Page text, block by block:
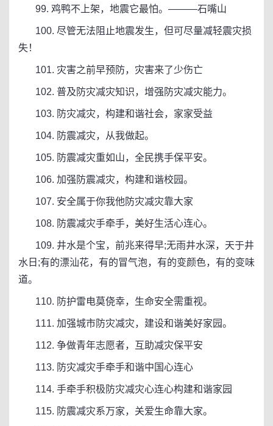
99. 鸡鸭不上架，地震它最怕。———石嘴山
100. 尽管无法阻止地震发生，但可尽量减轻震灾损
失！
101. 灾害之前早预防，灾害来了少伤亡
102. 普及防灾减灾知识，增强防灾减灾能力。
103. 防灾减灾，构建和谐社会，家家受益
104. 防震减灾，从我做起。
105. 防震减灾重如山，全民携手保平安。
106. 加强防震减灾，构建和谐校园。
107. 安全属于你我他防灾减灾靠大家
108. 防震减灾手牵手，美好生活心连心。
109. 井水是个宝，前兆来得早;无雨井水深，天于井
水日;有的漂汕花，有的冒气泡，有的变颜色，有的变味
道。
110. 防护雷电莫侥幸，生命安全需重视。
111. 加强城市防灾减灾，建设和谐美好家园。
112. 争做青年志愿者，互助减灾保平安
113. 防灾减灾手牵手和谐中国心连心
114. 手牵手积极防灾减灾心连心构建和谐家园
115. 防震减灾系万家，关爱生命靠大家。